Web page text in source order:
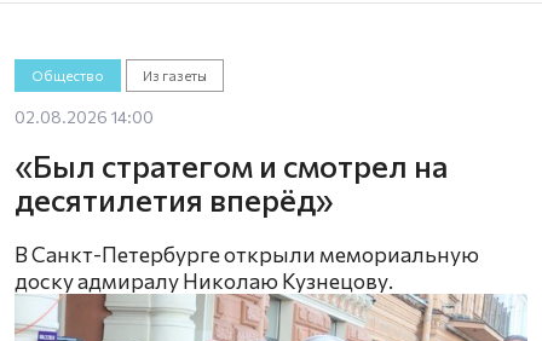
Общество Из газеты
02.08.2026 14:00
«Был стратегом и смотрел на
десятилетия вперёд»
В Санкт-Петербурге открыли мемориальную
доску адмиралу Николаю Кузнецову.